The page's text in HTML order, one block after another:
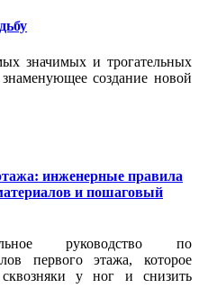
значимых и трогательных
создание новой
инженерные правила
и пошаговый
руководство по
первого этажа, которое
сквозняки у ног и снизить